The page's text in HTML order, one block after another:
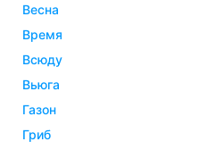
весна
время
всюду
вьюга
газон
гриб